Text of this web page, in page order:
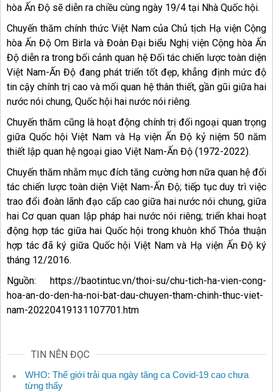
hòa Ấn Độ sẽ diễn ra chiều cùng ngày 19/4 tại Nhà Quốc hội.
Chuyến thăm chính thức Việt Nam của Chủ tịch Hạ viện Cộng
hòa Ấn Độ Om Birla và Đoàn Đại biểu Nghị viện Cộng hòa Ấn
Độ diễn ra trong bối cảnh quan hệ Đối tác chiến lược toàn diện
Việt Nam-Ấn Độ đang phát triển tốt đẹp, khẳng định mức độ
tin cậy chính trị cao và mối quan hệ thân thiết, gần gũi giữa hai
nước nói chung, Quốc hội hai nước nói riêng.
Chuyến thăm cũng là hoạt động chính trị đối ngoại quan trọng
giữa Quốc hội Việt Nam và Hạ viện Ấn Độ kỷ niệm 50 năm
thiết lập quan hệ ngoại giao Việt Nam-Ấn Độ (1972-2022).
Chuyến thăm nhằm mục đích tăng cường hơn nữa quan hệ đối
tác chiến lược toàn diện Việt Nam-Ấn Độ; tiếp tục duy trì việc
trao đổi đoàn lãnh đạo cấp cao giữa hai nước nói chung, giữa
hai Cơ quan quan lập pháp hai nước nói riêng; triển khai hoạt
động hợp tác giữa hai Quốc hội trong khuôn khổ Thỏa thuận
hợp tác đã ký giữa Quốc hội Việt Nam và Hạ viện Ấn Độ ký
tháng 12/2016.
Nguồn: https://baotintuc.vn/thoi-su/chu-tich-ha-vien-cong-
hoa-an-do-den-ha-noi-bat-dau-chuyen-tham-chinh-thuc-viet-
nam-20220419131107701.htm
TIN NÊN ĐỌC
WHO: Thế giới trải qua ngày tăng ca Covid-19 cao chưa
từng thấy